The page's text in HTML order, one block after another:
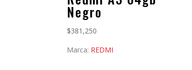
Negro
$381,250
Marca: REDMI